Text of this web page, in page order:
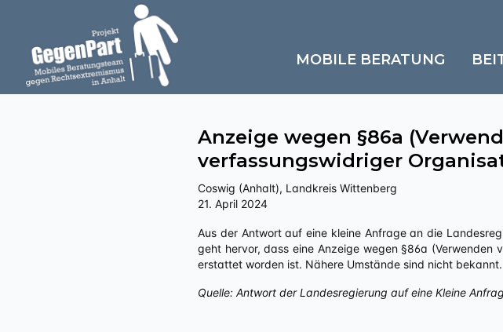
MOBILE BERATUNG
Anzeige wegen §86a
verfassungswidriger
Coswig (Anhalt), Landkreis Wittenberg
21. April 2024
Aus der Antwort auf eine kleine Anfrage an die Landesregierung Sachsen-Anhalts zu „Politisch motivierte Kriminalität – rechts“
geht hervor, dass eine Anzeige wegen §86a (Verwenden
erstattet worden ist. Nähere Umstände sind nicht bekannt.
Quelle: Antwort der Landesregierung auf eine Kleine